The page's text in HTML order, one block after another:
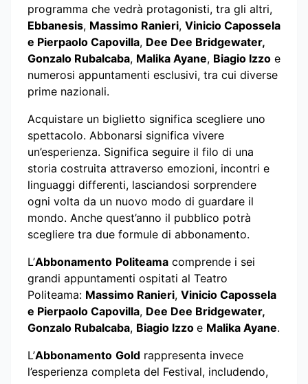
programma che vedrà protagonisti, tra gli altri,
Ebbanesis, Massimo Ranieri, Vinicio Capossela
e Pierpaolo Capovilla, Dee Dee Bridgewater,
Gonzalo Rubalcaba, Malika Ayane, Biagio Izzo e
numerosi appuntamenti esclusivi, tra cui diverse
prime nazionali.
Acquistare un biglietto significa scegliere uno
spettacolo. Abbonarsi significa vivere
un’esperienza. Significa seguire il filo di una
storia costruita attraverso emozioni, incontri e
linguaggi differenti, lasciandosi sorprendere
ogni volta da un nuovo modo di guardare il
mondo. Anche quest’anno il pubblico potrà
scegliere tra due formule di abbonamento.
L’Abbonamento Politeama comprende i sei
grandi appuntamenti ospitati al Teatro
Politeama: Massimo Ranieri, Vinicio Capossela
e Pierpaolo Capovilla, Dee Dee Bridgewater,
Gonzalo Rubalcaba, Biagio Izzo e Malika Ayane.
L’Abbonamento Gold rappresenta invece
l’esperienza completa del Festival, includendo,